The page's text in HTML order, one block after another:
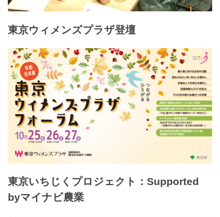
東京ウィメンズプラザ登壇
東京いちじくプロジェクト：Supported
byマイナビ農業